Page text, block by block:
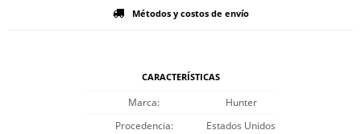
Métodos y costos de envío
CARACTERÍSTICAS
Marca
Hunter
Procedencia
Estados Unidos